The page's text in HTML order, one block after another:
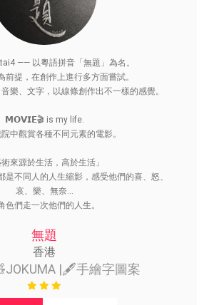
—— 以粵語拼音「無題」為名。
前提，在創作上進行多方面嘗試。
樂、文字，以線條創作出不一樣的感覺。
𝗠𝗢𝗩𝗜𝗘🎬 is my life.
中觀賞各種不同元素的電影。
術來源於生活，高於生活」
是不同人的人生縮影，感受他們的喜、怒、
哀、樂、無奈...
色們走一次他們的人生。
無題
香港
|🖋️手繪字圖案